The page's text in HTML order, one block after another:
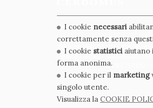
CERDOMUS S.R.L.
Via Emilia Ponente, 1000 -
Tel. +39.0546.652111 - Email:
Codice Fiscale e numero
02620780391 - REA RA 217992
I cookie necessari
correttamente senza
I cookie statistici
forma anonima.
I cookie per il marketing
singolo utente.
Visualizza la COOKIE